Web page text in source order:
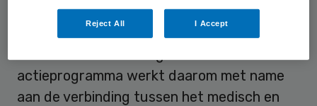
geboren worden in een kwetsbare situatie.
Die kwetsbaarheid kan zowel een medische
actieprogramma werkt daarom met name
aan de verbinding tussen het medisch en
Reject All I Accept